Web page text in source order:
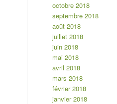
octobre 2018
septembre 2018
août 2018
juillet 2018
juin 2018
mai 2018
avril 2018
mars 2018
février 2018
janvier 2018